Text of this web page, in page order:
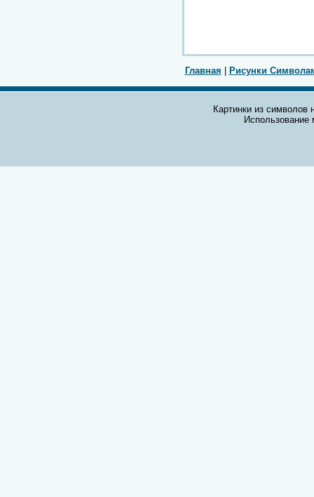
Главная Рисунки
Картинки из символов
Использование